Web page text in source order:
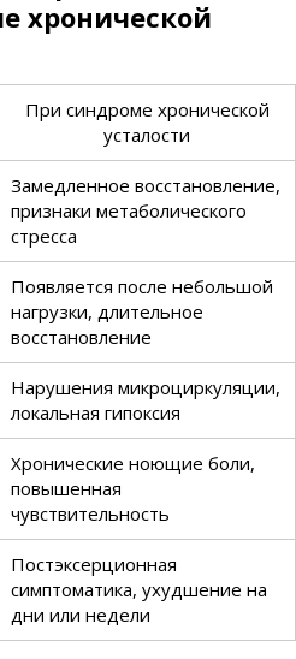
При синдроме хронической
усталости
Замедленное восстановление,
признаки метаболического
стресса
Появляется после небольшой
нагрузки, длительное
восстановление
Нарушения микроциркуляции,
локальная гипоксия
Хронические ноющие боли,
повышенная
чувствительность
Постэксерционная
симптоматика, ухудшение на
дни или недели